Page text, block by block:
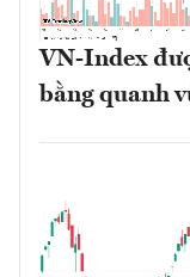
VN-Index
bằng quanh